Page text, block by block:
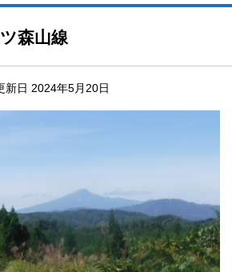
森山線
日 2024年5月20日